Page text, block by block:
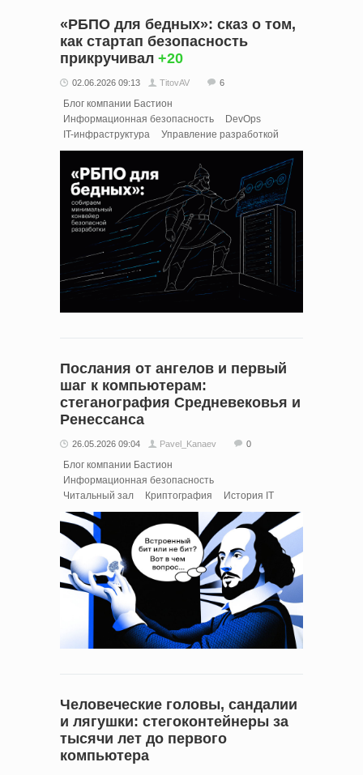
«РБПО для бедных»: сказ о том,
как стартап безопасность
прикручивал +20
02.06.2026 09:13 TitovAV 6
Блог компании Бастион
Информационная безопасность
DevOps
IT-инфраструктура
Управление разработкой
Послания от ангелов и первый
шаг к компьютерам:
стеганография Средневековья и
Ренессанса
26.05.2026 09:04 Pavel_Kanaev 0
Блог компании Бастион
Информационная безопасность
Читальный зал
Криптография История IT
Человеческие головы, сандалии
и лягушки: стегоконтейнеры за
тысячи лет до первого
компьютера